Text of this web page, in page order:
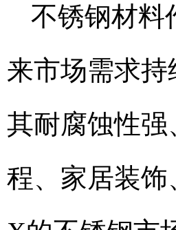
不锈钢材料
来市场需求
其耐腐蚀性
程、家居装